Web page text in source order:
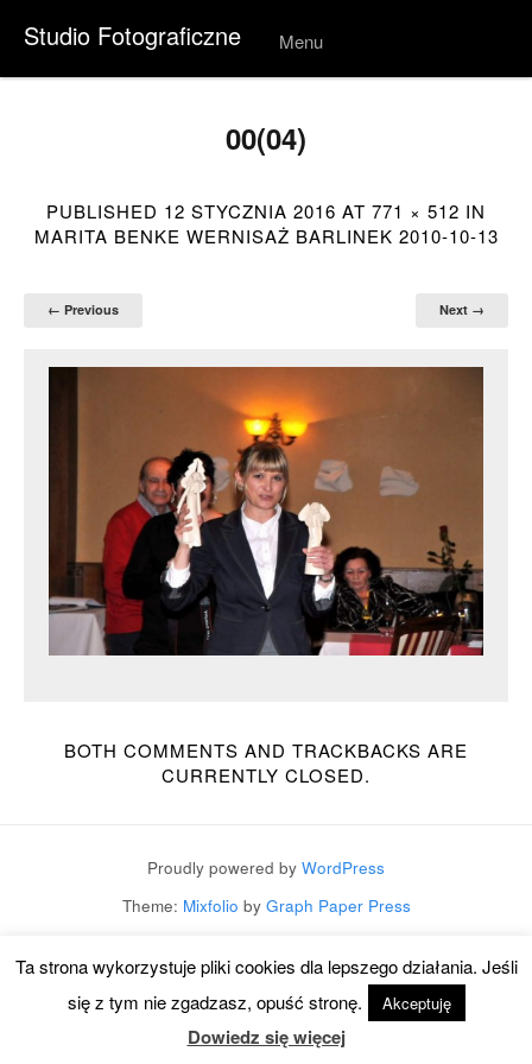
Studio Fotograficzne Menu
Skip to
00(04)
PUBLISHED 12 STYCZNIA 2016 AT 771 × 512 IN
MARITA BENKE WERNISAŻ BARLINEK 2010-10-13
← Previous Next →
BOTH COMMENTS AND TRACKBACKS ARE
CURRENTLY CLOSED.
Proudly powered by WordPress
Theme: Mixfolio by Graph Paper Press
Ta strona wykorzystuje pliki cookies dla lepszego działania. Jeśli
się z tym nie zgadzasz, opuść stronę.
Akceptuję
Dowiedz się więcej